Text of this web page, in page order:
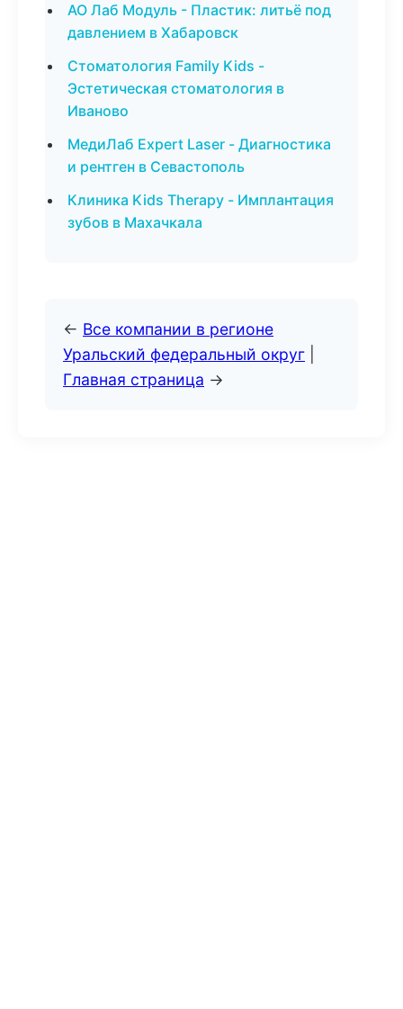
АО Лаб Модуль - Пластик: литьё под
давлением в Хабаровск
Стоматология Family Kids -
Эстетическая стоматология в
Иваново
МедиЛаб Expert Laser - Диагностика
и рентген в Севастополь
Клиника Kids Therapy - Имплантация
зубов в Махачкала
← Все компании в регионе
Уральский федеральный округ
Главная страница →